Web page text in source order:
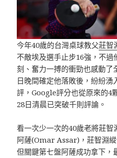
今年40歲的台灣桌球教父莊智
不敵埃及選手止步16強，不
刻、奮力一搏的衝勁也感動了
日晚間確定他落敗後，紛紛湧
評，Google評分也從原來的4
28日清晨已突破千則評論。
看一次少一次的40歲老將莊
阿薩(Omar Assar)，莊智淵縱
但關鍵第七盤阿薩成功拿下，